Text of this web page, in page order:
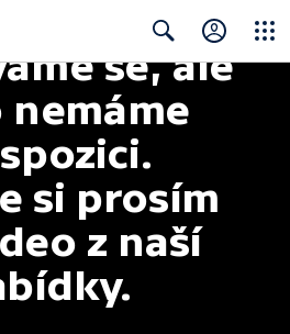
Search
se, ale
si prosím
z naší